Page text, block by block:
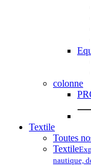
colonne
Textile
Toutes
Textile
nautique,